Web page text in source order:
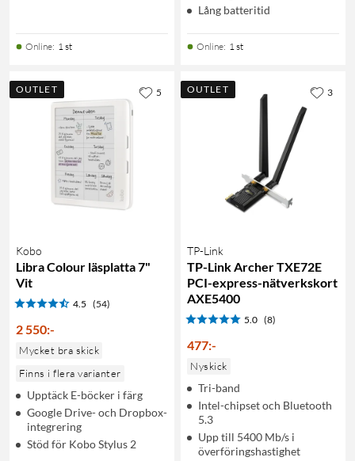
Online: 1 st
Lång batteritid
Online: 1 st
OUTLET
Kobo
Libra Colour läsplatta 7"
Vit
4.5 (54)
2 550:-
Mycket bra skick
Finns i flera varianter
Upptäck E-böcker i färg
Google Drive- och Dropbox-
integrering
Stöd för Kobo Stylus 2
5 OUTLET
TP-Link
TP-Link Archer TXE72E
PCI-express-nätverkskort
AXE5400
5.0 (8)
477:-
Nyskick
Tri-band
Intel-chipset och Bluetooth
5.3
Upp till 5400 Mb/s i
överföringshastighet
3